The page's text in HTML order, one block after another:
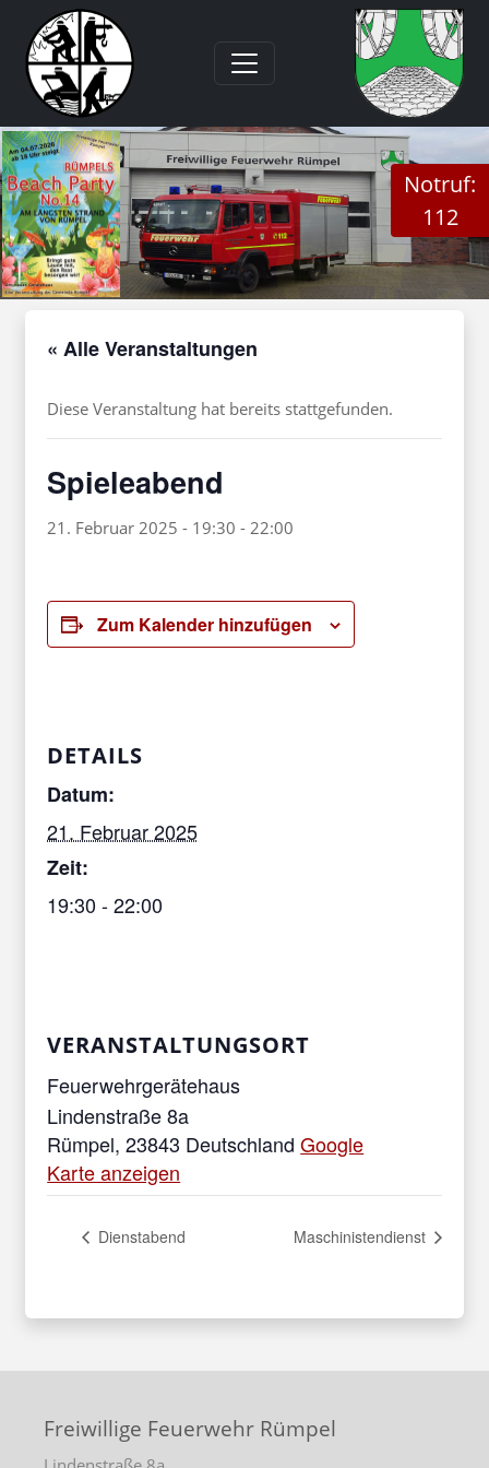
Notruf:
112
« Alle Veranstaltungen
Diese Veranstaltung hat bereits stattgefunden.
Spieleabend
21. Februar 2025 - 19:30 - 22:00
Zum Kalender hinzufügen
DETAILS
Datum:
21. Februar 2025
Zeit:
19:30 - 22:00
VERANSTALTUNGSORT
Feuerwehrgerätehaus
Lindenstraße 8a
Rümpel, 23843 Deutschland Google
Karte anzeigen
Dienstabend Maschinistendienst
Freiwillige Feuerwehr Rümpel